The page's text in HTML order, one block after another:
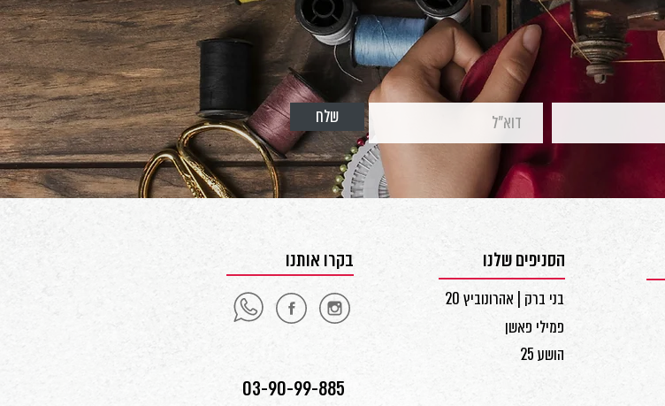
שלח
בקרו אותנו
03-90-99-885
הסניפים שלנו
בני ברק | אהרונוביץ 20
פמילי פאשן
הושע 25